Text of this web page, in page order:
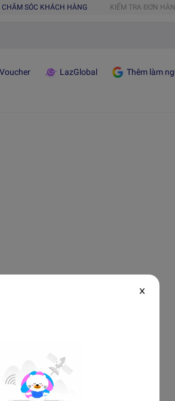
CHĂM SÓC KHÁCH HÀNG KIỂM TRA ĐƠN
LazGlobal Thêm làm
X